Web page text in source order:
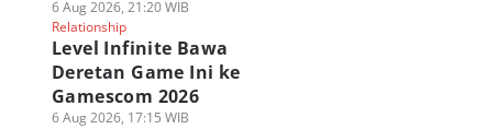
6 Aug 2026, 21:20 WIB
Relationship
Level Infinite Bawa
Deretan Game Ini ke
Gamescom 2026
6 Aug 2026, 17:15 WIB